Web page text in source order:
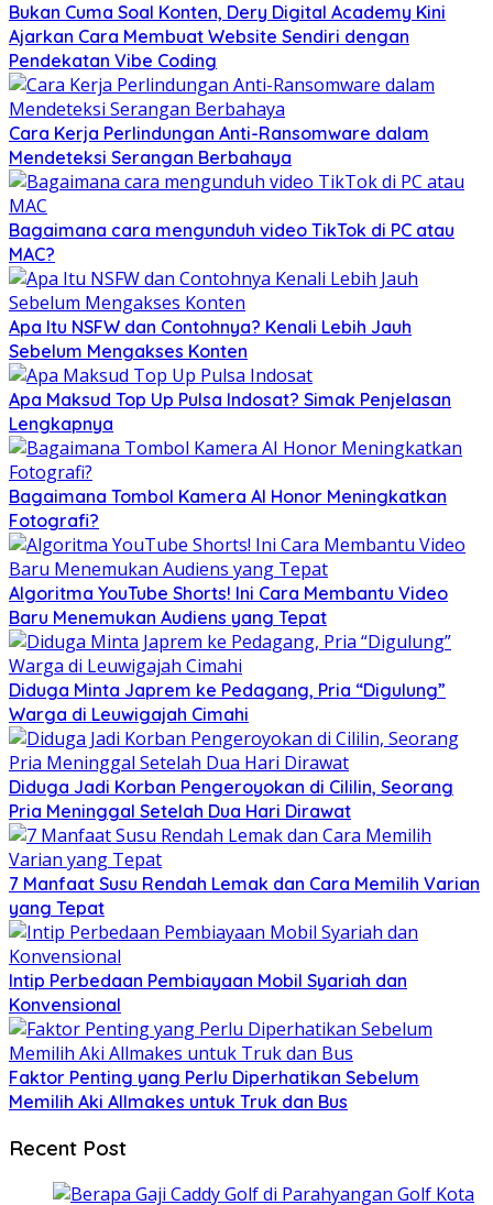
Bukan Cuma Soal Konten, Dery Digital Academy Kini
Ajarkan Cara Membuat Website Sendiri dengan
Pendekatan Vibe Coding
Cara Kerja Perlindungan Anti-Ransomware dalam
Mendeteksi Serangan Berbahaya
Bagaimana cara mengunduh video TikTok di PC atau
MAC?
Apa Itu NSFW dan Contohnya? Kenali Lebih Jauh
Sebelum Mengakses Konten
Apa Maksud Top Up Pulsa Indosat? Simak Penjelasan
Lengkapnya
Bagaimana Tombol Kamera AI Honor Meningkatkan
Fotografi?
Algoritma YouTube Shorts! Ini Cara Membantu Video
Baru Menemukan Audiens yang Tepat
Diduga Minta Japrem ke Pedagang, Pria “Digulung”
Warga di Leuwigajah Cimahi
Diduga Jadi Korban Pengeroyokan di Cililin, Seorang
Pria Meninggal Setelah Dua Hari Dirawat
7 Manfaat Susu Rendah Lemak dan Cara Memilih Varian
yang Tepat
Intip Perbedaan Pembiayaan Mobil Syariah dan
Konvensional
Faktor Penting yang Perlu Diperhatikan Sebelum
Memilih Aki Allmakes untuk Truk dan Bus
Recent Post